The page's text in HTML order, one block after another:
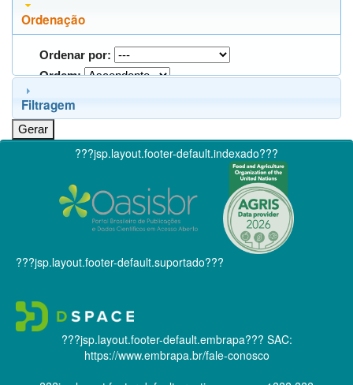
Ordenação
Ordenar por:
Ordem:
Filtragem
???jsp.layout.footer-default.indexado???
???jsp.layout.footer-default.suportado???
???jsp.layout.footer-default.embrapa??? SAC:
https://www.embrapa.br/fale-conosco